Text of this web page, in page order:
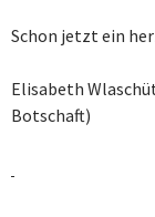
Schon jetzt ein
Elisabeth
Botschaft)